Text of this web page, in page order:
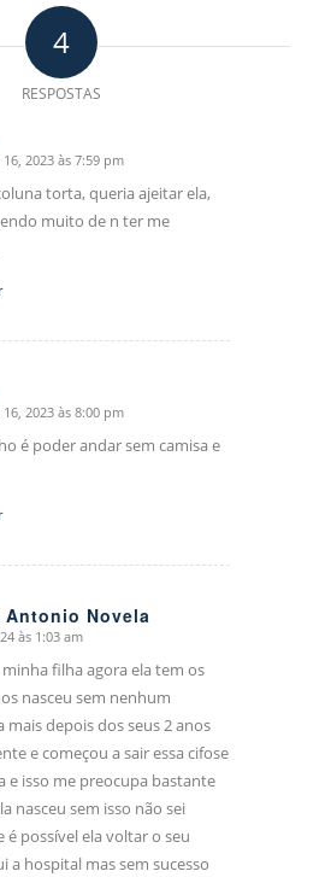
4
RESPOSTAS
2023 às 7:59 pm
torta, queria ajeitar ela,
muito de n ter me
2023 às 8:00 pm
é poder andar sem camisa e
Antonio Novela
às 1:03 am
filha agora ela tem os
nasceu sem nenhum
mais depois dos seus 2 anos
e começou a sair essa cifose
e isso me preocupa bastante
nasceu sem isso não sei
é possível ela voltar o seu
a hospital mas sem sucesso